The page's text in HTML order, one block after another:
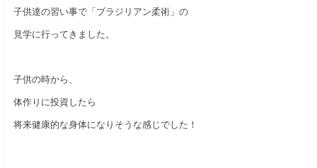
子供達の習い事で「ブラジリアン柔術」の
見学に行ってきました。
子供の時から、
体作りに投資したら
将来健康的な身体になりそうな感じでした！